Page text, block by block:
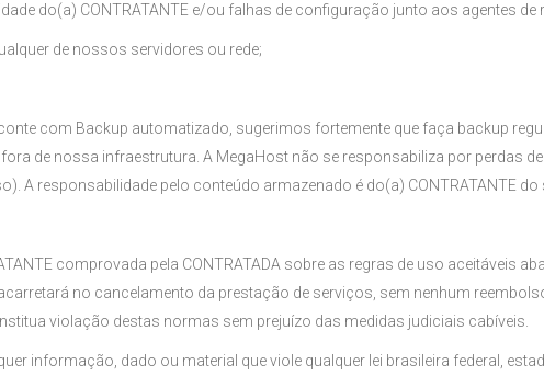
do(a) CONTRATANTE e/ou falhas de configuração junto aos agentes de
de nossos servidores ou rede;
com Backup automatizado, sugerimos fortemente que faça backup
de nossa infraestrutura. A MegaHost não se responsabiliza por perdas
A responsabilidade pelo conteúdo armazenado é do(a) CONTRATANTE do
comprovada pela CONTRATADA sobre as regras de uso aceitáveis
no cancelamento da prestação de serviços, sem nenhum
violação destas normas sem prejuízo das medidas judiciais cabíveis.
informação, dado ou material que viole qualquer lei brasileira federal,